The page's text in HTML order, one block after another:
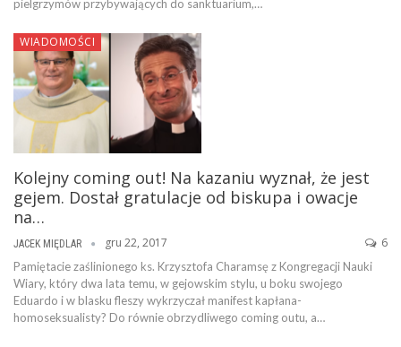
pielgrzymów przybywających do sanktuarium,…
WIADOMOŚCI
Kolejny coming out! Na kazaniu wyznał, że jest
gejem. Dostał gratulacje od biskupa i owacje
na…
JACEK MIĘDLAR gru 22, 2017 6
Pamiętacie zaślinionego ks. Krzysztofa Charamsę z Kongregacji Nauki
Wiary, który dwa lata temu, w gejowskim stylu, u boku swojego
Eduardo i w blasku fleszy wykrzyczał manifest kapłana-
homoseksualisty? Do równie obrzydliwego coming outu, a…